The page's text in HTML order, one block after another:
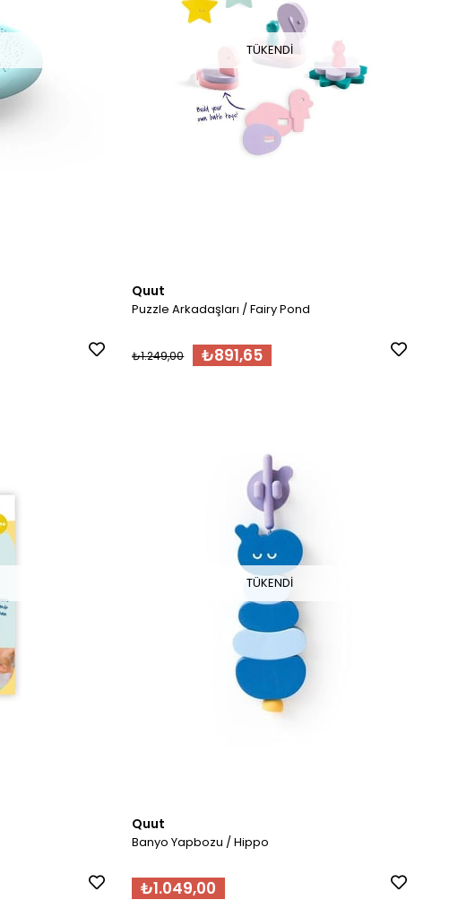
TÜKENDI
Quut
Puzzle Arkadaşları / Fairy Pond
₺891,65
₺1.249,00
TÜKENDI
Quut
Banyo Yapbozu / Hippo
₺1.049,00